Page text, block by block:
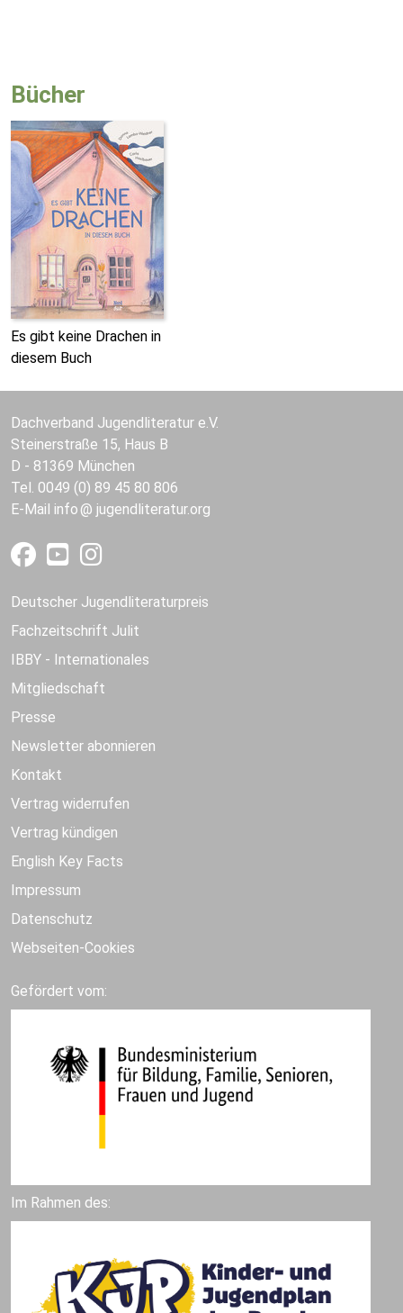
Bücher
Es gibt keine Drachen in
diesem Buch
Dachverband Jugendliteratur e.V.
Steinerstraße 15, Haus B
D - 81369 München
Tel. 0049 (0) 89 45 80 806
E-Mail info jugendliteratur.org
Deutscher Jugendliteraturpreis
Fachzeitschrift Julit
IBBY - Internationales
Mitgliedschaft
Presse
Newsletter abonnieren
Kontakt
Vertrag widerrufen
Vertrag kündigen
English Key Facts
Impressum
Datenschutz
Webseiten-Cookies
Gefördert vom:
Im Rahmen des: